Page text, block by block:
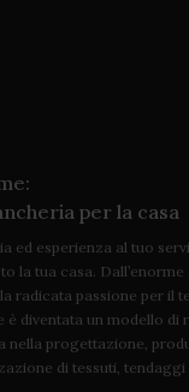
per la casa
ed esperienza al tuo
la tua casa.
radicata passione per il
è diventata un modello di
nella progettazione,
di tessuti, tendaggi